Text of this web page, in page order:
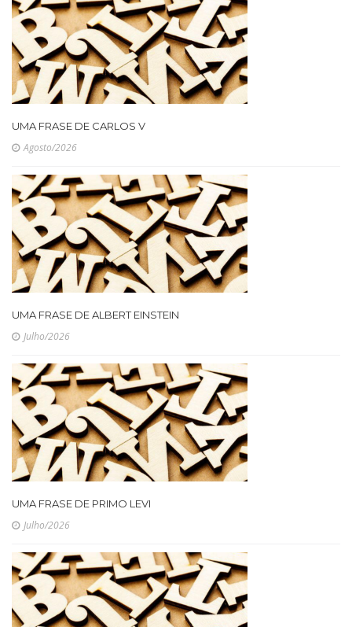
UMA FRASE DE CARLOS V
Agosto/2026
UMA FRASE DE ALBERT EINSTEIN
Julho/2026
UMA FRASE DE PRIMO LEVI
Julho/2026